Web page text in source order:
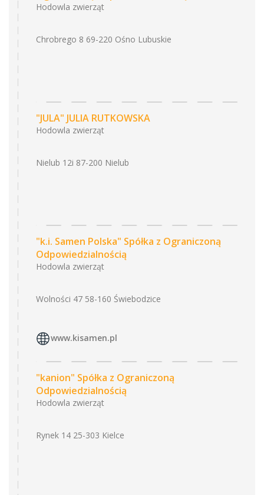
Hodowla zwierząt
Chrobrego 8 69-220 Ośno Lubuskie
"JULA" JULIA RUTKOWSKA
Hodowla zwierząt
Nielub 12i 87-200 Nielub
"k.i. Samen Polska" Spółka z Ograniczoną
Odpowiedzialnością
Hodowla zwierząt
Wolności 47 58-160 Świebodzice
www.kisamen.pl
"kanion" Spółka z Ograniczoną
Odpowiedzialnością
Hodowla zwierząt
Rynek 14 25-303 Kielce